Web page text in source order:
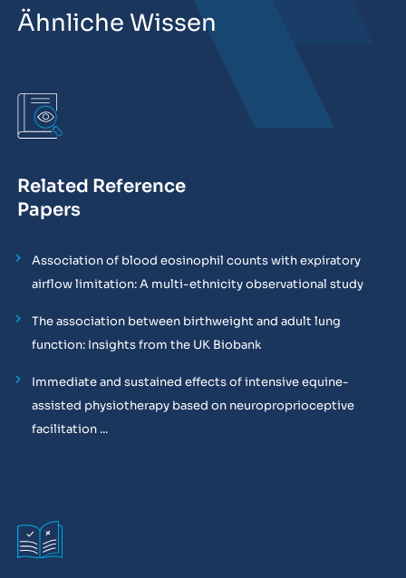
Ähnliche Wissen
Related Reference
Papers
Association of blood eosinophil counts with expiratory
airflow limitation: A multi-ethnicity observational study
The association between birthweight and adult lung
function: Insights from the UK Biobank
Immediate and sustained effects of intensive equine-
assisted physiotherapy based on neuroproprioceptive
facilitation ...